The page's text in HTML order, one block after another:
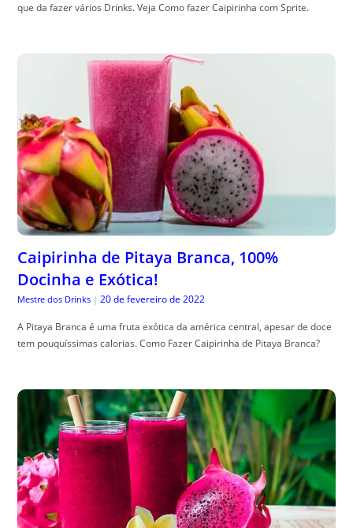
que da fazer vários Drinks. Veja Como fazer Caipirinha com Sprite.
Caipirinha de Pitaya Branca, 100%
Docinha e Exótica!
Mestre dos Drinks | 20 de fevereiro de 2022
A Pitaya Branca é uma fruta exótica da américa central, apesar de doce
tem pouquíssimas calorias. Como Fazer Caipirinha de Pitaya Branca?